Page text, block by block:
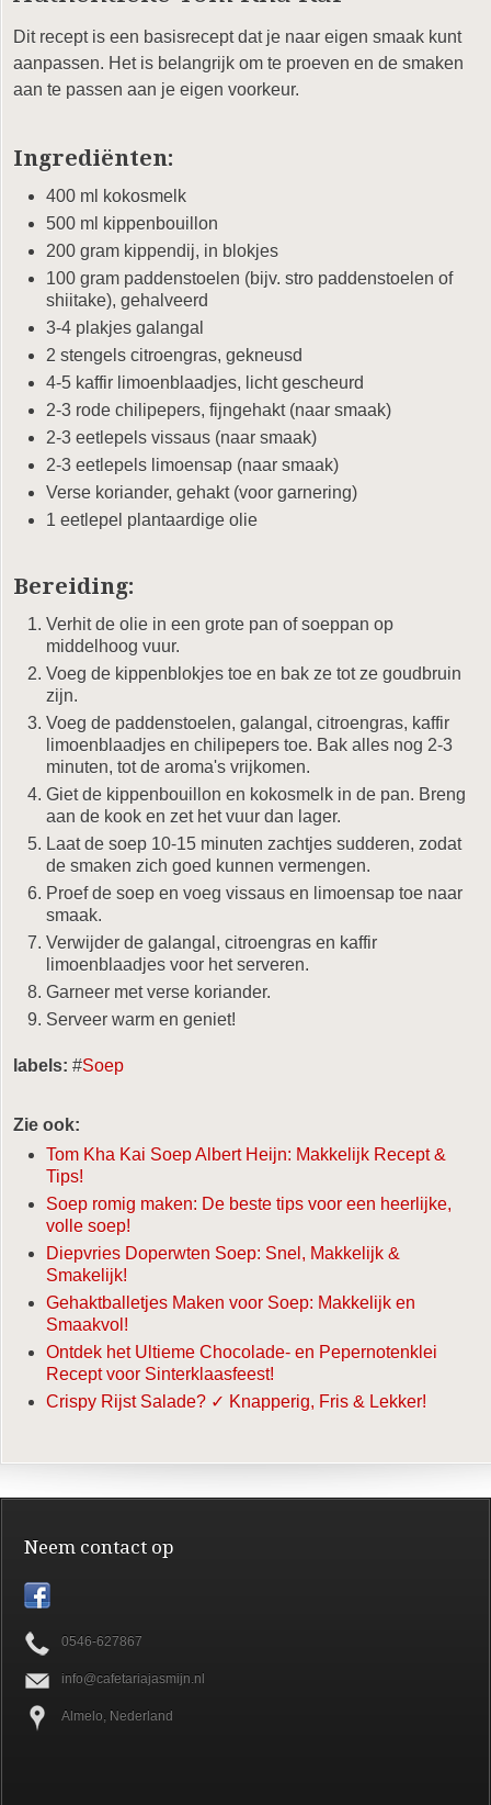
Dit recept is een basisrecept dat je naar eigen smaak kunt
aanpassen. Het is belangrijk om te proeven en de smaken
aan te passen aan je eigen voorkeur.
Ingrediënten:
400 ml kokosmelk
500 ml kippenbouillon
200 gram kippendij, in blokjes
100 gram paddenstoelen (bijv. stro paddenstoelen of
shiitake), gehalveerd
3-4 plakjes galangal
2 stengels citroengras, gekneusd
4-5 kaffir limoenblaadjes, licht gescheurd
2-3 rode chilipepers, fijngehakt (naar smaak)
2-3 eetlepels vissaus (naar smaak)
2-3 eetlepels limoensap (naar smaak)
Verse koriander, gehakt (voor garnering)
1 eetlepel plantaardige olie
Bereiding:
Verhit de olie in een grote pan of soeppan op
middelhoog vuur.
Voeg de kippenblokjes toe en bak ze tot ze goudbruin
zijn.
Voeg de paddenstoelen, galangal, citroengras, kaffir
limoenblaadjes en chilipepers toe. Bak alles nog 2-3
minuten, tot de aroma's vrijkomen.
Giet de kippenbouillon en kokosmelk in de pan. Breng
aan de kook en zet het vuur dan lager.
Laat de soep 10-15 minuten zachtjes sudderen, zodat
de smaken zich goed kunnen vermengen.
Proef de soep en voeg vissaus en limoensap toe naar
smaak.
Verwijder de galangal, citroengras en kaffir
limoenblaadjes voor het serveren.
Garneer met verse koriander.
Serveer warm en geniet!
labels: #Soep
Zie ook:
Tom Kha Kai Soep Albert Heijn: Makkelijk Recept &
Tips!
Soep romig maken: De beste tips voor een heerlijke,
volle soep!
Diepvries Doperwten Soep: Snel, Makkelijk &
Smakelijk!
Gehaktballetjes Maken voor Soep: Makkelijk en
Smaakvol!
Ontdek het Ultieme Chocolade- en Pepernotenklei
Recept voor Sinterklaasfeest!
Crispy Rijst Salade? ✓ Knapperig, Fris & Lekker!
Neem contact op
0546-627867
info@cafetariajasmijn.nl
Almelo, Nederland